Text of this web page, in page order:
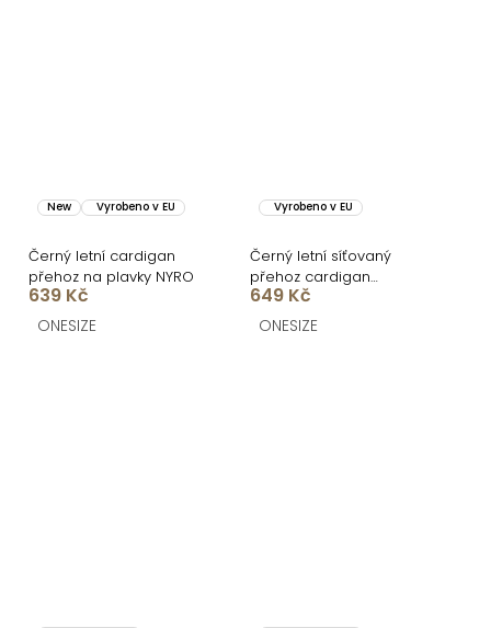
New Vyrobeno v EU
Černý letní cardigan
přehoz na plavky NYRO
639 Kč
ONESIZE
Vyrobeno v EU
Černý letní síťovaný
přehoz cardigan
CORVINA
649 Kč
ONESIZE